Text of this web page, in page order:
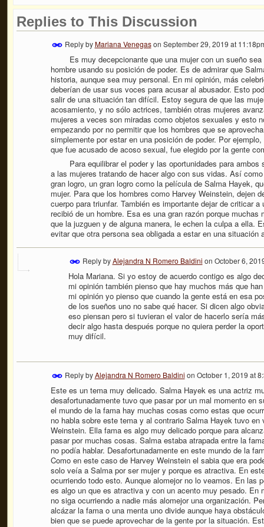
Replies to This Discussion
Reply byMariana Venegason September 29, 2019 at
Es muy decepcionante que una mujer con un sueño sea
hombre usando su posición de poder. Es de admirar que
historia, aunque sea muy personal. En mi opinión, más
deberían de usar sus voces para acusar al abusador. Esto
salir de una situación tan difícil. Estoy segura de que las
acosamiento, y no sólo actrices, también otras mujeres
mujeres a veces son miradas como objetos sexuales y esto
empezando por no permitir que los hombres que se
simplemente por estar en una posición de poder. Por
que fue acusado de acoso sexual, fue elegido por la gente
Para equilibrar el poder y las oportunidades para ambos
a las mujeres tratando de hacer algo con sus vidas. Así
gran logro, un gran logro como la película de Salma Hayek,
mujer. Para que los hombres como Harvey Weinstein, dejen
cuerpo para triunfar. También es importante dejar de criticar
recibió de un hombre. Esa es una gran razón porque
que la juzguen y de alguna manera, le echen la culpa a ella.
evitar que otra persona sea obligada a estar en una situación
Reply byAlejandra N Romero Baldini on October 6,
Hola Mariana. Si yo estoy de acuerdo contigo es algo
mi opinión también pienso que hay muchos más que
mi opinión yo pienso que cuando la gente está en esa
de los sueños uno no sabe qué hacer. Si dicen algo
eso piensan pero si tuvieran el valor de hacerlo sería
decir algo hasta después porque no quiera perder la
muy difícil.
Reply byAlejandra N Romero Baldini on October 1, 2019 at
Este es un tema muy delicado. Salma Hayek es una actriz
desafortunadamente tuvo que pasar por un mal momento en
el mundo de la fama hay muchas cosas como estas que
no habla sobre este tema y al contrario Salma Hayek tuvo
Weinstein. Ella fama es algo muy delicado porque para
pasar por muchas cosas. Salma estaba atrapada entre la
no podía hablar. Desafortunadamente en este mundo de la
Como en este caso de Harvey Weinstein el sabia que era
solo veía a Salma por ser mujer y porque es atractiva. En
ocurriendo todo esto. Aunque alomejor no lo veamos. En las
es algo un que es atractiva y con un acento muy pesado. En
no siga ocurriendo a nadie más alomejor una organización.
alcázar la fama o una menta uno divide aunque haya
bien que se puede aprovechar de la gente por la situación.